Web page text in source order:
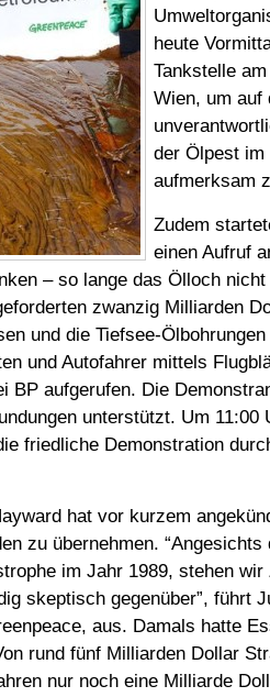
heute
Tankstelle
Wien, um auf
der Ölpest
aufmerksam
Zudem
einen Aufruf
– so lange das Ölloch
zwanzig Milliarden
und die Tiefsee-
und Autofahrer mittels
BP aufgerufen. Die
unterstützt. Um 11:00
friedliche Demonstration
hat vor kurzem
zu übernehmen.
im Jahr 1989, stehen wir
skeptisch gegenüber”, führt
aus. Damals hatte
rund fünf Milliarden Dollar
nur noch eine Milliarde